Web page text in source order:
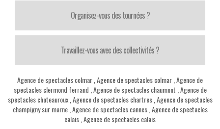
Organisez-vous des tournées ?
Travaillez-vous avec des collectivités ?
Agence de spectacles colmar Agence de spectacles colmar Agence de
spectacles clermond ferrand Agence de spectacles chaumont Agence de
spectacles chateauroux, Agence de spectacles chartres, Agence de spectacles
champigny sur marne, Agence de spectacles cannes, Agence de spectacles
calais Agence de spectacles calais